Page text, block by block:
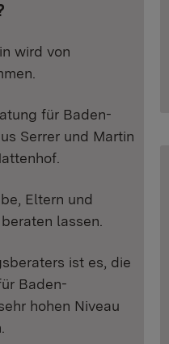
wird von
für Baden-
Serrer und Martin
Eltern und
lassen.
ist es, die
Baden-
hohen Niveau